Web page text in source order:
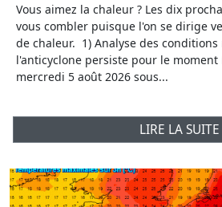
Vous aimez la chaleur ? Les dix
vous combler puisque l'on se dirige
de chaleur. 1) Analyse des
l'anticyclone persiste pour le moment
mercredi 5 août 2026 sous...
LIRE LA SUITE